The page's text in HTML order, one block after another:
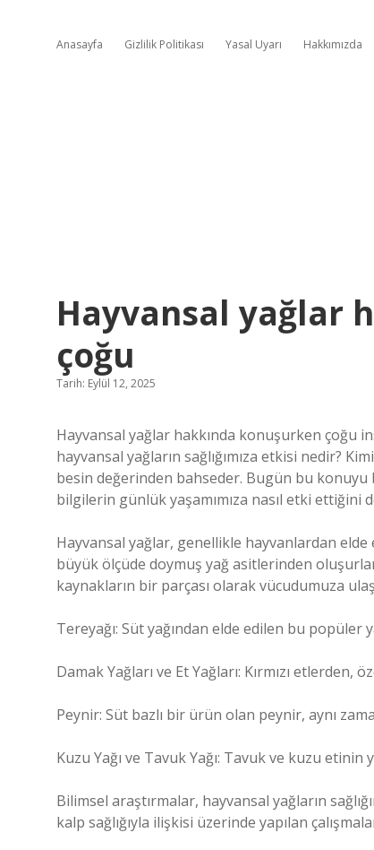
Anasayfa Gizlilik Politikası Yasal Uyarı Hakkımızda
Hayvansal yağlar
çoğu
Tarih: Eylül 12, 2025
Hayvansal yağlar hakkında konuşurken çoğu
hayvansal yağların sağlığımıza etkisi nedir?
besin değerinden bahseder. Bugün bu konuyu
bilgilerin günlük yaşamımıza nasıl etki ettiğini
Hayvansal yağlar, genellikle hayvanlardan elde
büyük ölçüde doymuş yağ asitlerinden
kaynakların bir parçası olarak vücudumuza
Tereyağı: Süt yağından elde edilen bu
Damak Yağları ve Et Yağları: Kırmızı etlerden,
Peynir: Süt bazlı bir ürün olan peynir, aynı
Kuzu Yağı ve Tavuk Yağı: Tavuk ve kuzu etinin
Bilimsel araştırmalar, hayvansal yağların
kalp sağlığıyla ilişkisi üzerinde yapılan